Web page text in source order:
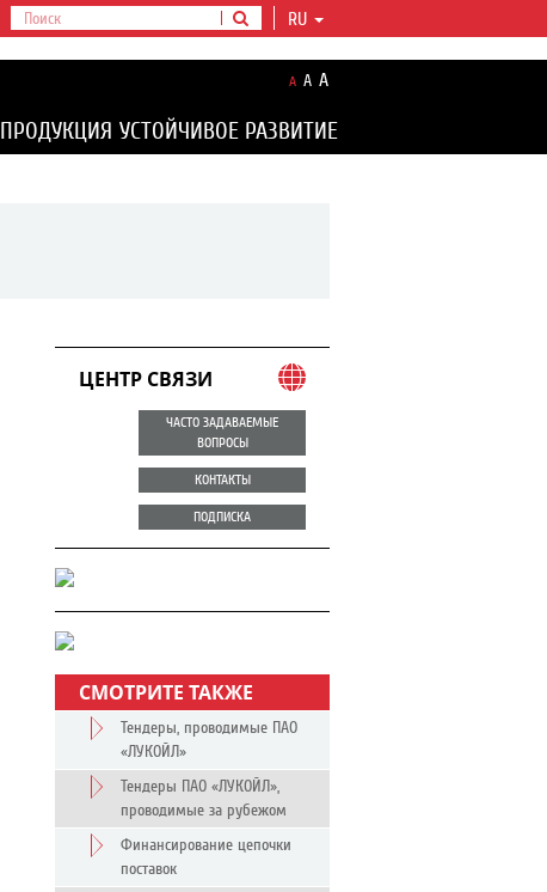
RU
A A A
ПРОДУКЦИЯ УСТОЙЧИВОЕ РАЗВИТИЕ
ЦЕНТР СВЯЗИ
ЧАСТО ЗАДАВАЕМЫЕ
ВОПРОСЫ
КОНТАКТЫ
ПОДПИСКА
СМОТРИТЕ ТАКЖЕ
Тендеры, проводимые ПАО
«ЛУКОЙЛ»
Тендеры ПАО «ЛУКОЙЛ»,
проводимые за рубежом
Финансирование цепочки
поставок